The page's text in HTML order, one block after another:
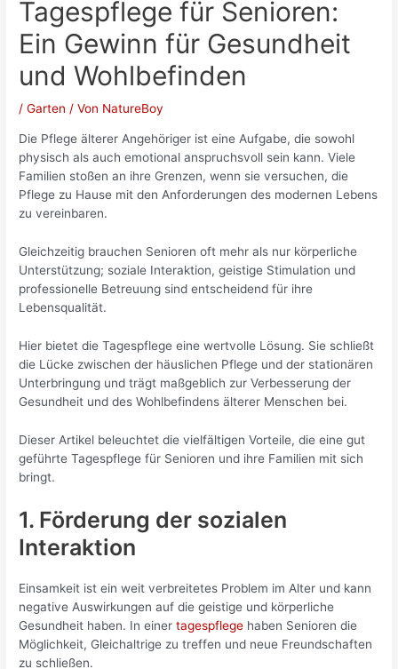
Tagespflege für Senioren:
Ein Gewinn für Gesundheit
und Wohlbefinden
/Garten / Von NatureBoy
Die Pflege älterer Angehöriger ist eine Aufgabe, die sowohl
physisch als auch emotional anspruchsvoll sein kann. Viele
Familien stoßen an ihre Grenzen, wenn sie versuchen, die
Pflege zu Hause mit den Anforderungen des modernen Lebens
zu vereinbaren.
Gleichzeitig brauchen Senioren oft mehr als nur körperliche
Unterstützung; soziale Interaktion, geistige Stimulation und
professionelle Betreuung sind entscheidend für ihre
Lebensqualität.
Hier bietet die Tagespflege eine wertvolle Lösung. Sie schließt
die Lücke zwischen der häuslichen Pflege und der stationären
Unterbringung und trägt maßgeblich zur Verbesserung der
Gesundheit und des Wohlbefindens älterer Menschen bei.
Dieser Artikel beleuchtet die vielfältigen Vorteile, die eine gut
geführte Tagespflege für Senioren und ihre Familien mit sich
bringt.
1. Förderung der sozialen
Interaktion
Einsamkeit ist ein weit verbreitetes Problem im Alter und kann
negative Auswirkungen auf die geistige und körperliche
Gesundheit haben. In einertagespflege haben Senioren die
Möglichkeit, Gleichaltrige zu treffen und neue Freundschaften
zu schließen.